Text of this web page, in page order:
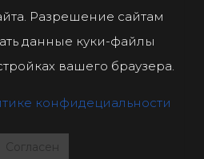
Разрешение сайтам
данные куки-файлы
вашего браузера.
конфидециальности
Согласен